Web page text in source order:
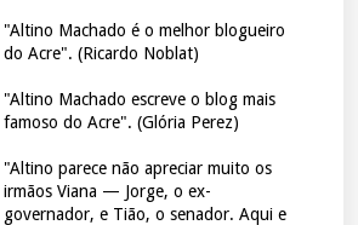
"Altino Machado é o melhor blogueiro
do Acre". (Ricardo Noblat)
"Altino Machado escreve o blog mais
famoso do Acre". (Glória Perez)
"Altino parece não apreciar muito os
irmãos Viana — Jorge, o ex-
governador, e Tião, o senador. Aqui e